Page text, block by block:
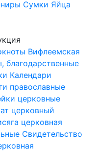
Сумки Яйца
Вифлеемская
благодарственные
Календари
православные
церковные
церковный
церковная
Свидетельство